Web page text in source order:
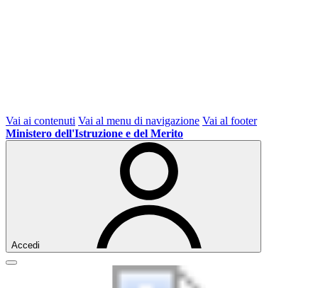
Vai ai contenuti Vai al menu di navigazione Vai al footer
Ministero dell'Istruzione e del Merito
Accedi